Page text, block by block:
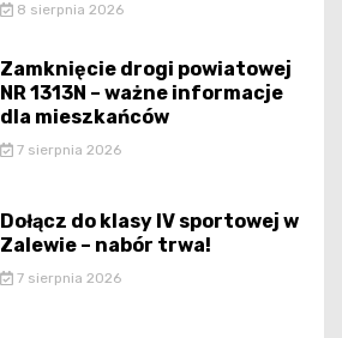
8 sierpnia 2026
Zamknięcie drogi powiatowej
NR 1313N – ważne informacje
dla mieszkańców
7 sierpnia 2026
Dołącz do klasy IV sportowej w
Zalewie – nabór trwa!
7 sierpnia 2026